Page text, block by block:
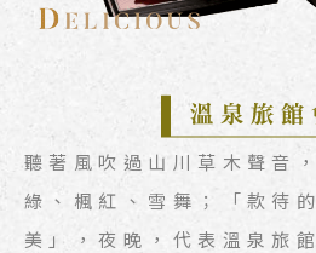
聽著風吹過山川草木聲音
綠、楓紅、雪舞；「款待
美」，夜晚，代表溫泉旅